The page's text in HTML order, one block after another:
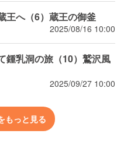
王へ（6）蔵王の御釜
2025/08/16 10:00
鍾乳洞の旅（10）鷲沢風
2025/09/27 10:00
もっと見る